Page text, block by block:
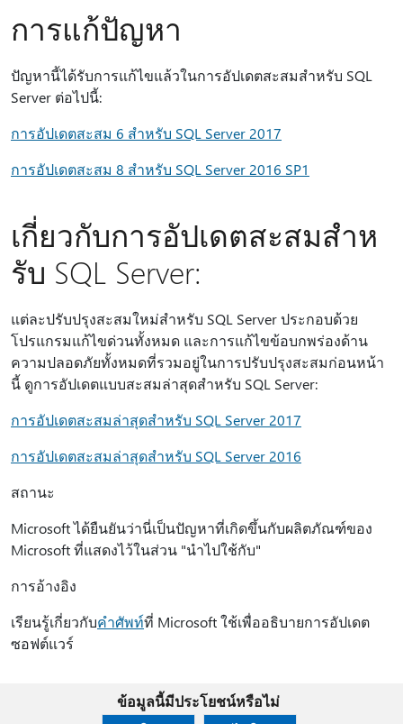
การแก้ปัญหา
ปัญหานี้ได้รับการแก้ไขแล้วในการอัปเดตสะสมสําหรับ SQL
Server ต่อไปนี้:
การอัปเดตสะสม 6 สําหรับ SQL Server 2017
การอัปเดตสะสม 8 สําหรับ SQL Server 2016 SP1
เกี่ยวกับการอัปเดตสะสมสําห
รับ SQL Server:
แต่ละปรับปรุงสะสมใหม่สําหรับ SQL Server ประกอบด้วย
โปรแกรมแก้ไขด่วนทั้งหมด และการแก้ไขข้อบกพร่องด้าน
ความปลอดภัยทั้งหมดที่รวมอยู่ในการปรับปรุงสะสมก่อนหน้า
นี้ ดูการอัปเดตแบบสะสมล่าสุดสําหรับ SQL Server:
การอัปเดตสะสมล่าสุดสําหรับ SQL Server 2017
การอัปเดตสะสมล่าสุดสําหรับ SQL Server 2016
สถานะ
Microsoft ได้ยืนยันว่านี่เป็นปัญหาที่เกิดขึ้นกับผลิตภัณฑ์ของ
Microsoft ที่แสดงไว้ในส่วน "นำไปใช้กับ"
การอ้างอิง
เรียนรู้เกี่ยวกับคำศัพท์ที่ Microsoft ใช้เพื่ออธิบายการอัปเดต
ซอฟต์แวร์
ข้อมูลนี้มีประโยชน์หรือไม่